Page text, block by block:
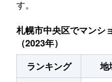
す。
札幌市中央区でマンシ
（2023年）
ランキング
地